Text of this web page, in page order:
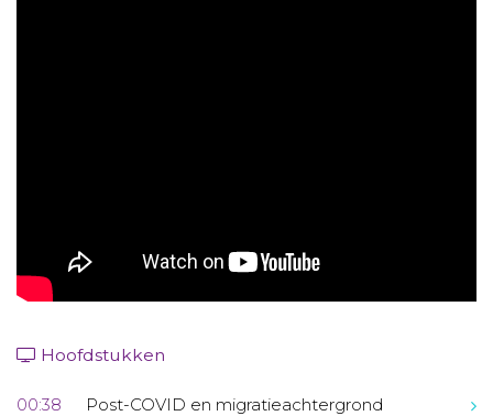
Hoofdstukken
00:38 Post-COVID en migratieachtergrond